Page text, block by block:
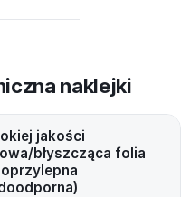
naklejki
jakości
błyszcząca folia